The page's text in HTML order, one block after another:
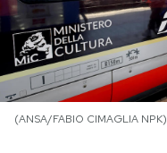
PODCAST
NEWSLETTER
(ANSA/FABIO CIMAGLIA NPK)